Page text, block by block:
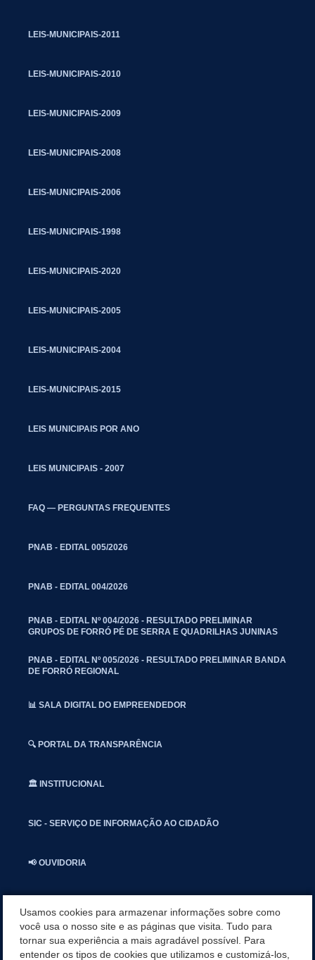
LEIS-MUNICIPAIS-2011
LEIS-MUNICIPAIS-2010
LEIS-MUNICIPAIS-2009
LEIS-MUNICIPAIS-2008
LEIS-MUNICIPAIS-2006
LEIS-MUNICIPAIS-1998
LEIS-MUNICIPAIS-2020
LEIS-MUNICIPAIS-2005
LEIS-MUNICIPAIS-2004
LEIS-MUNICIPAIS-2015
LEIS MUNICIPAIS POR ANO
LEIS MUNICIPAIS - 2007
FAQ — PERGUNTAS FREQUENTES
PNAB - EDITAL 005/2026
PNAB - EDITAL 004/2026
PNAB - EDITAL Nº 004/2026 - RESULTADO PRELIMINAR
GRUPOS DE FORRÓ PÉ DE SERRA E QUADRILHAS JUNINAS
PNAB - EDITAL Nº 005/2026 - RESULTADO PRELIMINAR BANDA
DE FORRÓ REGIONAL
📊 SALA DIGITAL DO EMPREENDEDOR
🔍 PORTAL DA TRANSPARÊNCIA
🏛️ INSTITUCIONAL
SIC - SERVIÇO DE INFORMAÇÃO AO CIDADÃO
📢 OUVIDORIA
📱🩺 SAUDE CONECTADA
Usamos cookies para armazenar informações sobre como
você usa o nosso site e as páginas que visita. Tudo para
tornar sua experiência a mais agradável possível. Para
entender os tipos de cookies que utilizamos e customizá-los,